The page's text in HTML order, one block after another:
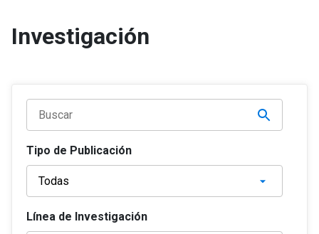
Investigación
Tipo de Publicación
Línea de Investigación